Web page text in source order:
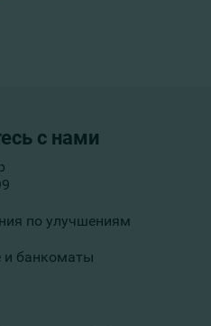
с нами
по улучшениям
и банкоматы